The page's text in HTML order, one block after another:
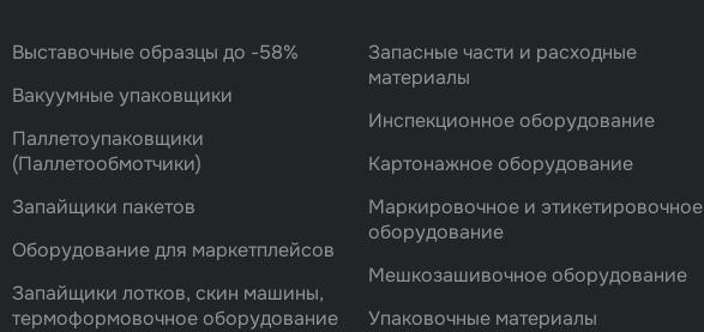
Выставочные образцы до -58%
Вакуумные упаковщики
Паллетоупаковщики
(Паллетообмотчики)
Запайщики пакетов
Оборудование для маркетплейсов
Запайщики лотков, скин машины,
термоформовочное оборудование
Запасные части и расходные
материалы
Инспекционное оборудование
Картонажное оборудование
Маркировочное и этикетировочное
оборудование
Мешкозашивочное оборудование
Упаковочные материалы